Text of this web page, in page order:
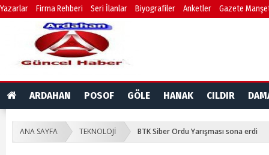
Yazarlar Firma Rehberi Seri İlanlar Biyografiler Anketler Gazete
ARDAHAN POSOF GÖLE HANAK CILDIR
ANA SAYFA TEKNOLOJİ BTK Siber Ordu Yarışması sona erdi